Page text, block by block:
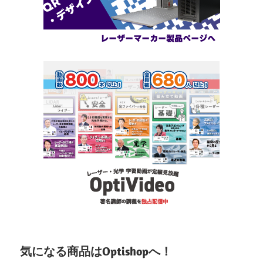
気になる商品はOptishopへ！